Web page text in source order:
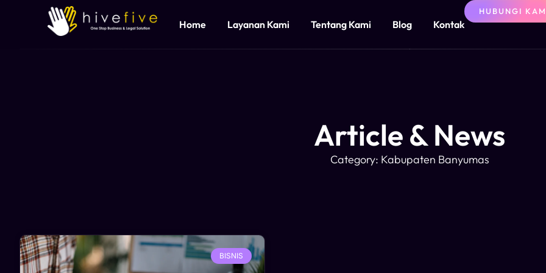
Home Layanan Kami Tentang Kami Blog Kontak
HUBUNGI
Article & News
Category: Kabupaten Banyumas
BISNIS